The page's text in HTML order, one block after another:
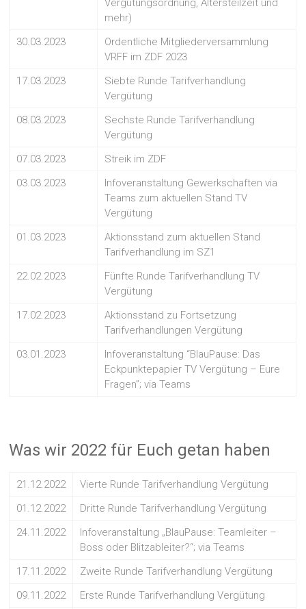
Vergütungsordnung, Altersteilzeit und
mehr)
30.03.2023
Ordentliche Mitgliederversammlung
VRFF im ZDF 2023
17.03.2023
Siebte Runde Tarifverhandlung
Vergütung
08.03.2023
Sechste Runde Tarifverhandlung
Vergütung
07.03.2023
Streik im ZDF
03.03.2023
Infoveranstaltung Gewerkschaften via
Teams zum aktuellen Stand TV
Vergütung
01.03.2023
Aktionsstand zum aktuellen Stand
Tarifverhandlung im SZ1
22.02.2023
Fünfte Runde Tarifverhandlung TV
Vergütung
17.02.2023
Aktionsstand zu Fortsetzung
Tarifverhandlungen Vergütung
03.01.2023
Infoveranstaltung “BlauPause: Das
Eckpunktepapier TV Vergütung – Eure
Fragen”; via Teams
Was wir 2022 für Euch getan haben
21.12.2022
Vierte Runde Tarifverhandlung Vergütung
01.12.2022
Dritte Runde Tarifverhandlung Vergütung
24.11.2022
Infoveranstaltung „BlauPause: Teamleiter –
Boss oder Blitzableiter?“; via Teams
17.11.2022
Zweite Runde Tarifverhandlung Vergütung
09.11.2022
Erste Runde Tarifverhandlung Vergütung